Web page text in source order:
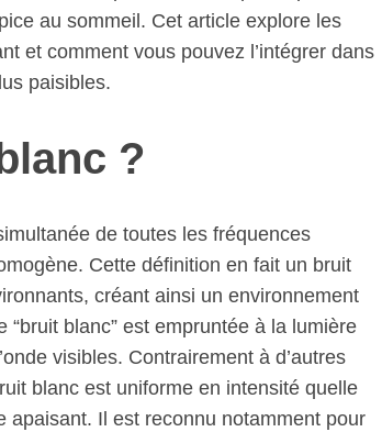
au sommeil. Cet article explore les
et comment vous pouvez l’intégrer dans
paisibles.
?
de toutes les fréquences
Cette définition en fait un bruit
créant ainsi un environnement
blanc” est empruntée à la lumière
visibles. Contrairement à d’autres
blanc est uniforme en intensité quelle
Il est reconnu notamment pour